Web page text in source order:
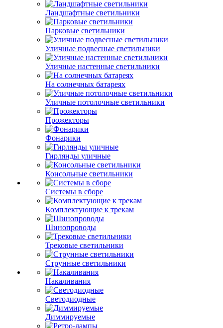
Ландшафтные светильники
Парковые светильники
Уличные подвесные светильники
Уличные настенные светильники
На солнечных батареях
Уличные потолочные светильники
Прожекторы
Фонарики
Гирлянды уличные
Консольные светильники
Системы в сборе
Комплектующие к трекам
Шинопроводы
Трековые светильники
Струнные светильники
Накаливания
Светодиодные
Диммируемые